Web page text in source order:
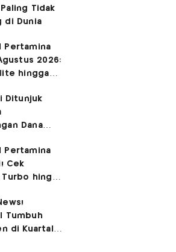
Paling Tidak
di Dunia
Pertamina
2026:
hingga
Ditunjuk
Dana
Pertamina
Cek
Turbo hingga
Tumbuh
di Kuartal